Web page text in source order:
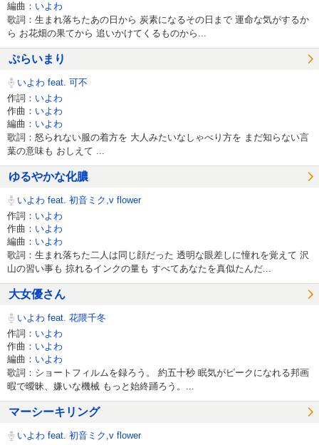
編曲： いよわ
歌詞：生まれ落ちたあの日から 炭素になるその日まで 運命な気がするか
ら お花畑の果てから 追いかけてくるものから...
ぷらいまり
いよわ feat. 可不
作詞： いよわ
作曲： いよわ
編曲： いよわ
歌詞：怒られない服の着方を 大人みたいなしゃべり方を まだ知らない言
葉の意味も おしえて ...
ゆるやかな化膿
いよわ feat. 初音ミク,v flower
作詞： いよわ
作曲： いよわ
編曲： いよわ
歌詞：生まれ落ちた二人は同じ顔だった 透明な眼差しに憧れを覚えて 沢
山の習い事も 掠れるインクの量も すべてあなたを真似たんだ...
大女優さん
いよわ feat. 花隈千冬
作詞： いよわ
作曲： いよわ
編曲： いよわ
歌詞：ショートフィルムを録ろう。 約五十秒 眠気がピークになれる邦画
暇で曖昧、嫌いな機械 もっと始終踊ろう。...
マーシーキリング
いよわ feat. 初音ミク,v flower